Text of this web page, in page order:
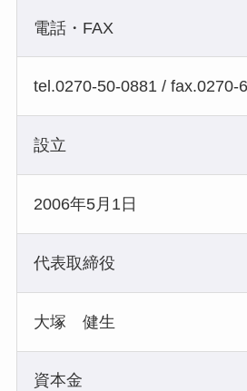
電話・FAX
tel.0270-50-0881 / fax.0270-
設立
2006年5月1日
代表取締役
大塚 健生
資本金